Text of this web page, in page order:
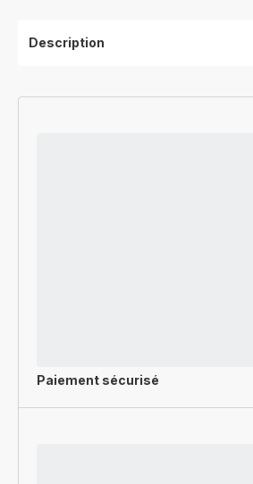
Description
Paiement sécurisé